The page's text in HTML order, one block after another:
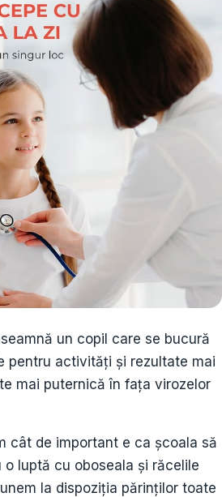
un copil care se bucură
pentru activități și rezultate mai
mai puternică în fața virozelor
cât de important e ca școala să
luptă cu oboseala și răcelile
la dispoziția părinților toate